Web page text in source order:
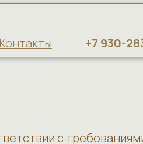
Контакты +7 930-
с